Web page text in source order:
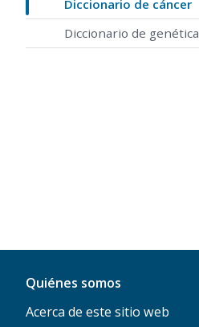
Diccionario de cáncer
Diccionario de genética
Quiénes somos
Acerca de este sitio web